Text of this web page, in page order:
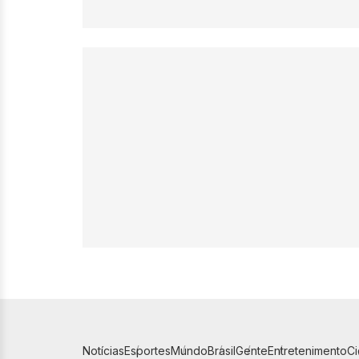
NotíciasEsportesMundoBrasilGenteEntretenimento